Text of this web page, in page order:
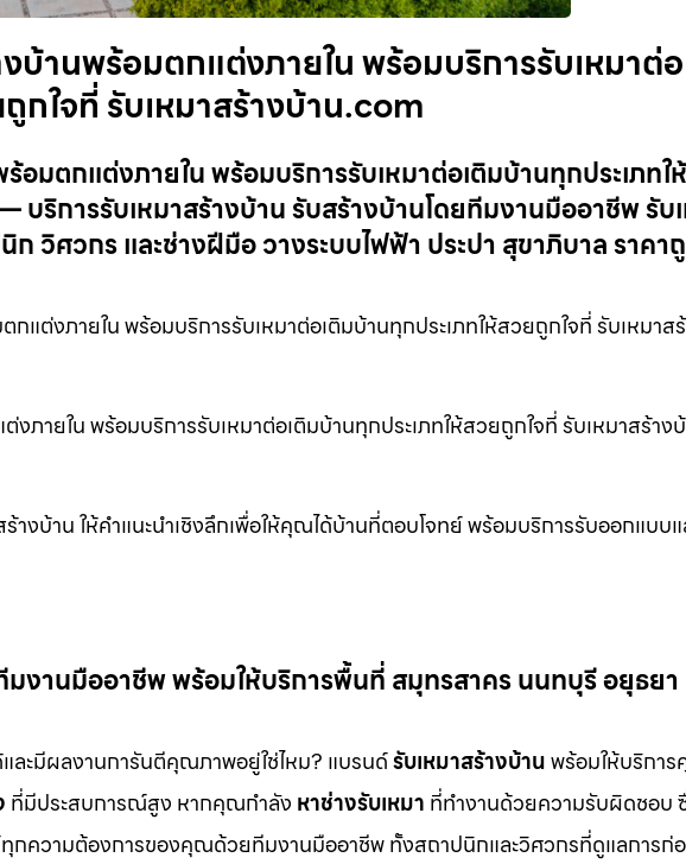
งบ้านพร้อมตกแต่งภายใน พร้อมบริการรับเหมาต่อ
กใจที่ รับเหมาสร้างบ้าน.com
อมตกแต่งภายใน พร้อมบริการรับเหมาต่อเติมบ้านทุกประเภทใ
บริการรับเหมาสร้างบ้าน รับสร้างบ้านโดยทีมงานมืออาชีพ รับ
วิศวกร และช่างฝีมือ วางระบบไฟฟ้า ประปา สุขาภิบาล ราคา
แต่งภายใน พร้อมบริการรับเหมาต่อเติมบ้านทุกประเภทให้สวยถูกใจที่ รับเหมาส
งภายใน พร้อมบริการรับเหมาต่อเติมบ้านทุกประเภทให้สวยถูกใจที่ รับเหมาสร้า
างบ้าน ให้คำแนะนำเชิงลึกเพื่อให้คุณได้บ้านที่ตอบโจทย์ พร้อมบริการรับออกแบบแ
มงานมืออาชีพ พร้อมให้บริการพื้นที่ สมุทรสาคร นนทบุรี อยุธยา
และมีผลงานการันตีคุณภาพอยู่ใช่ไหม? แบรนด์รับเหมาสร้างบ้านพร้อมให้บริกา
ที่มีประสบการณ์สูง หากคุณกำลัง หาช่างรับเหมา ที่ทำงานด้วยความรับผิดชอบ
ทุกความต้องการของคุณด้วยทีมงานมืออาชีพ ทั้งสถาปนิกและวิศวกรที่ดูแลการก่